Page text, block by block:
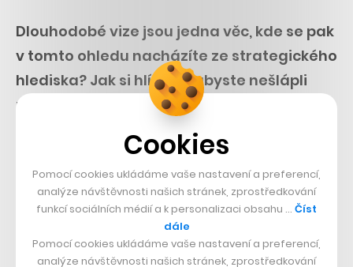
Dlouhodobé vize jsou jedna věc, kde se pak
v tomto ohledu nacházíte ze strategického
hlediska? Jak si hlídáte, abyste nešlápli
příliš bokem?
Jde o hodně faktorů, na které se díváme. Jeden z nich je
komerční, tedy jak moc atraktivní je daná vertikála.
Další je produktový aspekt, jak moc zákazník trpí tím,
že využívá dvě řešení a zda jsme my schopni
zabezpečit, aby při spojení 1+1 byl výsledek 3. Díváme
se na trh, zda existuje konkurence, která již některé
Cookies
Pomocí cookies ukládáme vaše nastavení a preferencí,
analýze návštěvnosti našich stránek, zprostředkování
funkcí sociálních médií a k personalizaci obsahu … Číst
dále
Pomocí cookies ukládáme vaše nastavení a preferencí,
analýze návštěvnosti našich stránek, zprostředkování